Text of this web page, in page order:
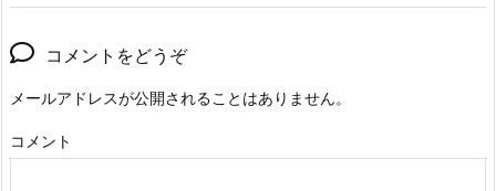
コメントをどうぞ
メールアドレスが公開されることはありません。
コメント